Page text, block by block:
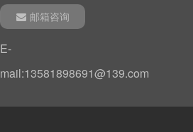
邮箱咨询
E-
mail:13581898691@139.com